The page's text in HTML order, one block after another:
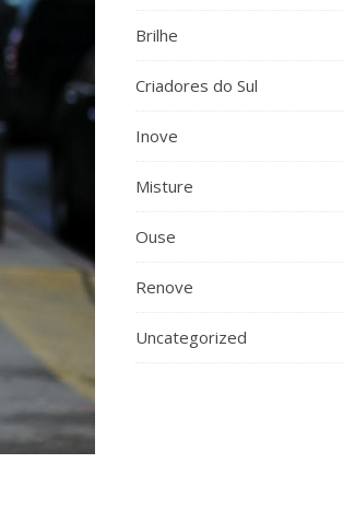
Brilhe
Criadores do Sul
Inove
Misture
Ouse
Renove
Uncategorized